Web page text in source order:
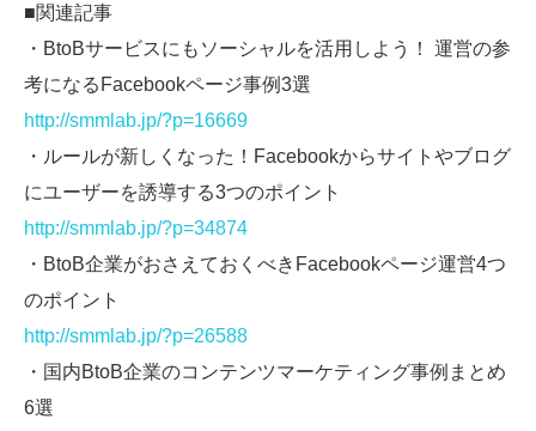
■関連記事
・BtoBサービスにもソーシャルを活用しよう！ 運営の参
考になるFacebookページ事例3選
http://smmlab.jp/?p=16669
・ルールが新しくなった！Facebookからサイトやブログ
にユーザーを誘導する3つのポイント
http://smmlab.jp/?p=34874
・BtoB企業がおさえておくべきFacebookページ運営4つ
のポイント
http://smmlab.jp/?p=26588
・国内BtoB企業のコンテンツマーケティング事例まとめ
6選